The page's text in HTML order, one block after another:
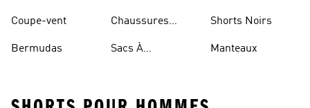
Coupe-vent
Bermudas
Chaussures
Sacs À
Shorts Noirs
Manteaux